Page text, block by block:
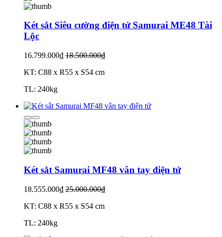
Két sắt Siêu cường điện tử Samurai ME48 Tài
Lộc
16.799.000₫ 18.500.000₫
KT: C88 x R55 x S54 cm
TL: 240kg
Két sắt Samurai MF48 vân tay điện tử
18.555.000₫ 25.000.000₫
KT: C88 x R55 x S54 cm
TL: 240kg